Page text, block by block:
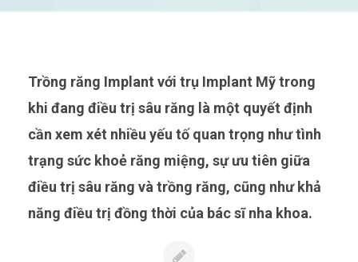
Trồng răng Implant với trụ Implant Mỹ trong
khi đang điều trị sâu răng là một quyết định
cần xem xét nhiều yếu tố quan trọng như tình
trạng sức khoẻ răng miệng, sự ưu tiên giữa
điều trị sâu răng và trồng răng, cũng như khả
năng điều trị đồng thời của bác sĩ nha khoa.